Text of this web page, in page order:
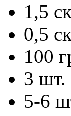
1,5
0,5
100
3 шт.
5-6